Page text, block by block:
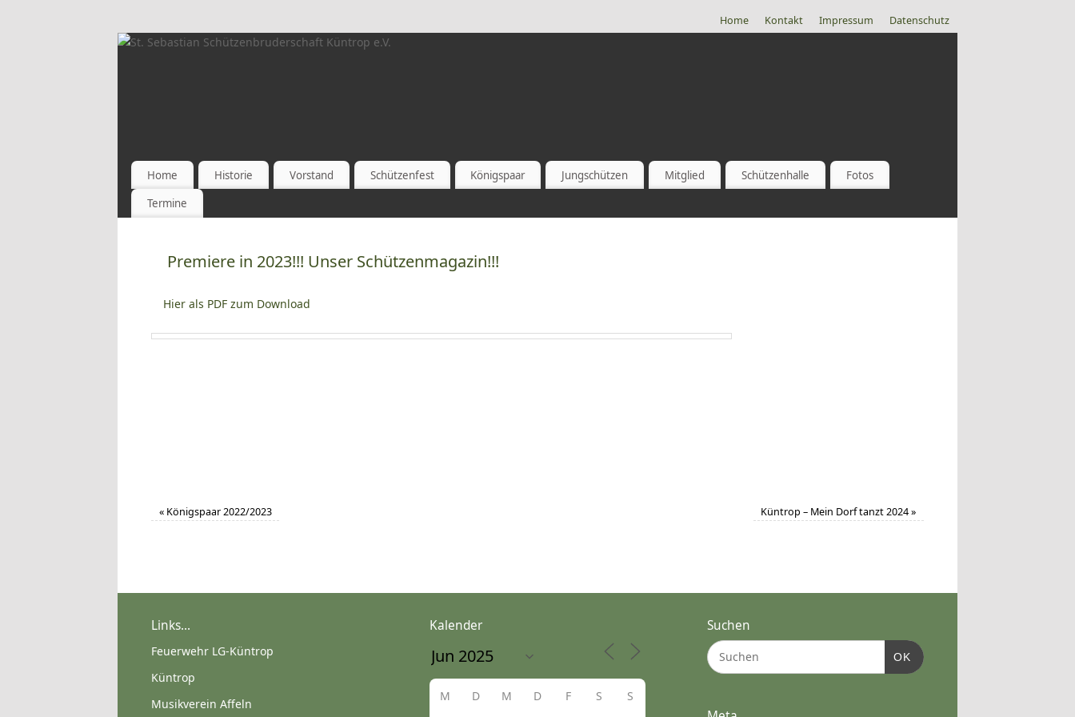
Home Kontakt Impressum Datenschutz
Home Historie Vorstand Schützenfest Königspaar Jungschützen Mitglied Schützenhalle
Fotos
Termine
Premiere in 2023!!! Unser Schützenmagazin!!!
Hier als PDF zum Download
«Königspaar 2022/2023 Küntrop – Mein Dorf tanzt 2024»
Links...
Feuerwehr LG-Küntrop
Küntrop
Musikverein Affeln
Kalender
M D M D F S S
Suchen
OK